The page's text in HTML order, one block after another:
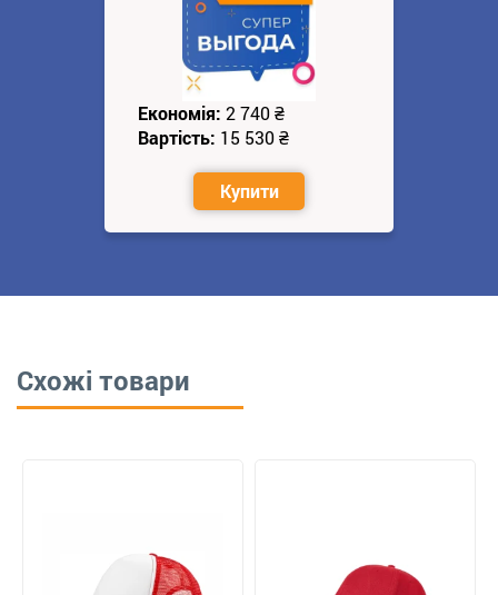
Економія: 2 740₴
Вартість: 15 530₴
Купити
Схожі товари